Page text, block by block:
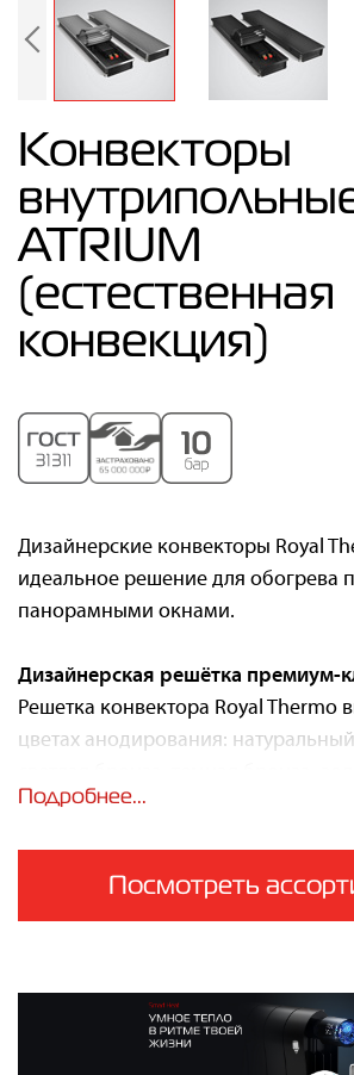
Конвекторы
ATRIUM
(естественная
конвекция)
Дизайнерские конвекторы Royal
идеальное решение для обогрева
панорамными окнами.
Дизайнерская решётка премиум-
Решетка конвектора Royal Thermo
цветах анодирования:
Складские модели укомплектованы
остальные цвета решетки доступны
на заказ доступна решетка в любом
ламелями спроектировано так,
лапа животного не застряли, а
пластика защищает от любых
Подробнее...
Посмотреть